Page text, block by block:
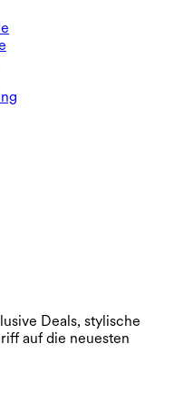
Deals, stylische
auf die neuesten